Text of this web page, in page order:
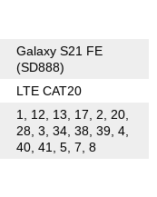
Galaxy S21 FE
(SD888)
LTE CAT20
1, 12, 13, 17, 2, 20,
28, 3, 34, 38, 39, 4,
40, 41, 5, 7, 8